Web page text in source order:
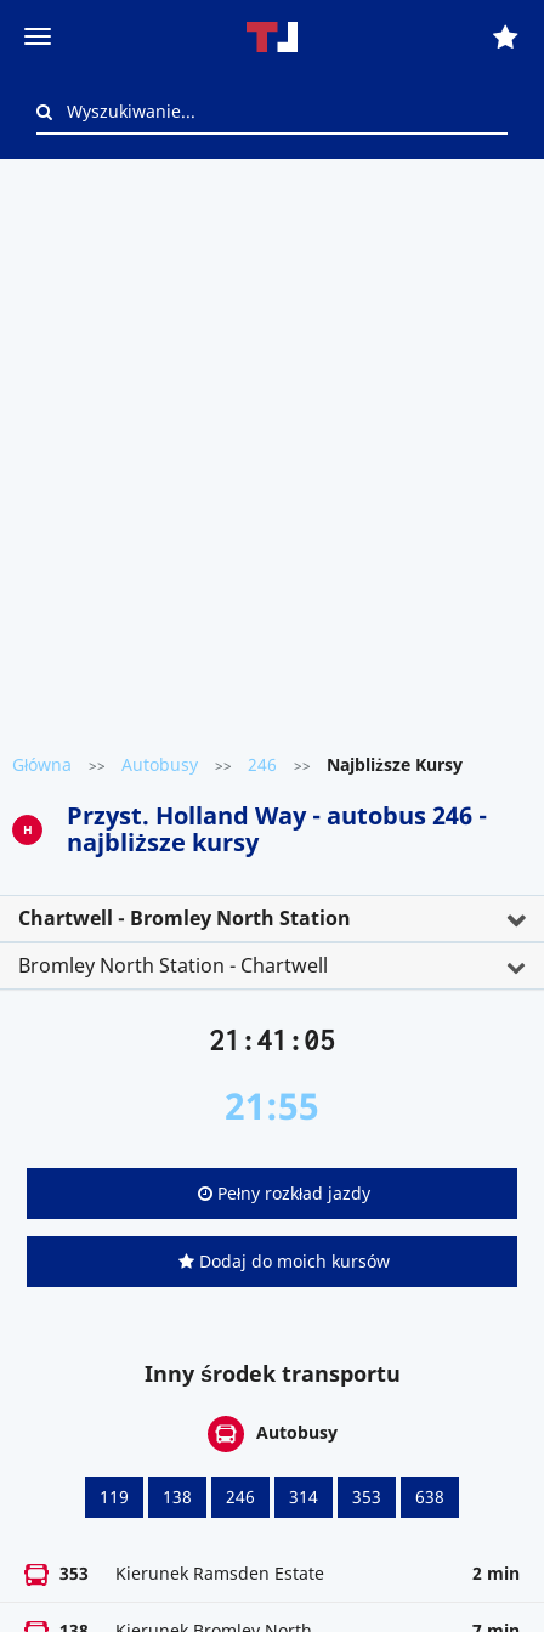
Główna >> Autobusy >> 246 >> Najbliższe Kursy
H
Przyst. Holland Way - autobus 246 -
najbliższe kursy
Chartwell - Bromley North Station
Bromley North Station - Chartwell
21:41:05
21:55
Pełny rozkład jazdy
Dodaj do moich kursów
Inny środek transportu
Autobusy
119 138 246 314 353 638
353 Kierunek Ramsden Estate 2 min